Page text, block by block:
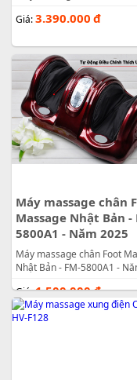
Giá:3.390.000 đ
Máy massage chân
Massage Nhật Bản -
5800A1 - Năm 2025
Máy massage chân Foot
Nhật Bản - FM-5800A1 -
Giá:1.500.000đ